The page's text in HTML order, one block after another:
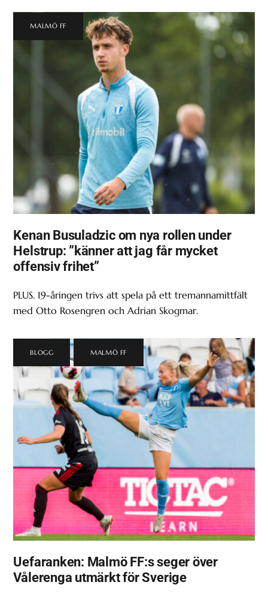
MALMÖ FF
Kenan Busuladzic om nya rollen under
Helstrup: ”känner att jag får mycket
offensiv frihet”
PLUS. 19-åringen trivs att spela på ett tremannamittfält
med Otto Rosengren och Adrian Skogmar.
BLOGG MALMÖ FF
Uefaranken: Malmö FF:s seger över
Vålerenga utmärkt för Sverige